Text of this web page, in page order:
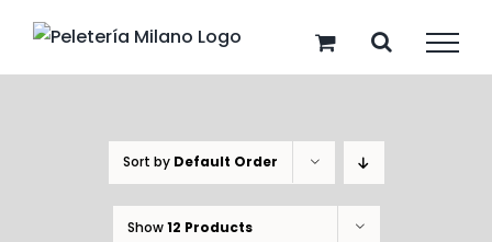
content
Sort by Default Order
Show12 Products